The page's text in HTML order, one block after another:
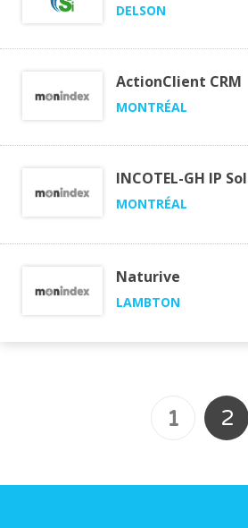
DELSON
ActionClient CRM
MONTRÉAL
INCOTEL-GH IP
MONTRÉAL
Naturive
LAMBTON
1 2